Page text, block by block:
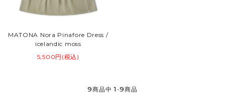
MATONA Nora Pinafore Dress /
icelandic moss
5,500円(税込)
9商品中 1 -9商品